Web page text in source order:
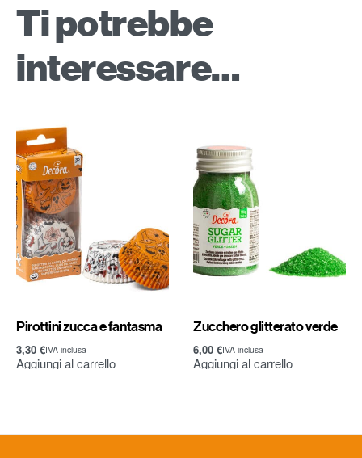
Ti potrebbe
interessare…
Pirottini zucca e fantasma
3,30 €IVA inclusa
Aggiungi al carrello
Zucchero glitterato verde
6,00 €IVA inclusa
Aggiungi al carrello